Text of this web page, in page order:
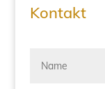
Kontakt